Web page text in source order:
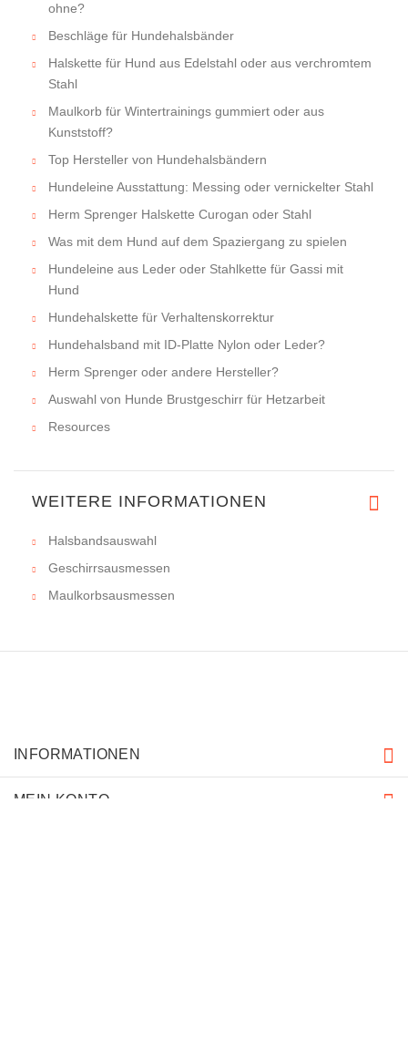
ohne?
Beschläge für Hundehalsbänder
Halskette für Hund aus Edelstahl oder aus verchromtem
Stahl
Maulkorb für Wintertrainings gummiert oder aus
Kunststoff?
Top Hersteller von Hundehalsbändern
Hundeleine Ausstattung: Messing oder vernickelter Stahl
Herm Sprenger Halskette Curogan oder Stahl
Was mit dem Hund auf dem Spaziergang zu spielen
Hundeleine aus Leder oder Stahlkette für Gassi mit
Hund
Hundehalskette für Verhaltenskorrektur
Hundehalsband mit ID-Platte Nylon oder Leder?
Herm Sprenger oder andere Hersteller?
Auswahl von Hunde Brustgeschirr für Hetzarbeit
Resources
WEITERE INFORMATIONEN
Halsbandsauswahl
Geschirrsausmessen
Maulkorbsausmessen
INFORMATIONEN
MEIN KONTO